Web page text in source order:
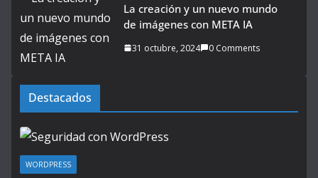
La creación y un nuevo mundo
de imágenes con META IA
31 octubre, 2024 0 Comments
Destacados
WORDPRESS